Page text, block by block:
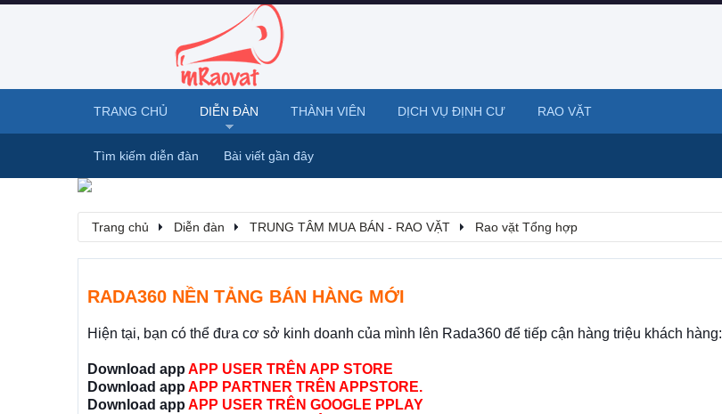
Trang chủ Diễn đàn TRUNG TÂM MUA BÁN - RAO VẶT Rao vặt Tổng hợp
RADA360 NỀN TẢNG BÁN HÀNG MỚI
Hiện tại, bạn có thể đưa cơ sở kinh doanh của mình lên Rada360 để tiếp cận hàng triệu khách hàng:
Download app APP USER TRÊN APP STORE
Download app APP PARTNER TRÊN APPSTORE.
Download app APP USER TRÊN GOOGLE PPLAY
TRANG CHỦ DIỄN ĐÀN
Tìm kiếm diễn đàn Bài viết gần đây
THÀNH VIÊN DỊCH VỤ ĐỊNH CƯ RAO VẶT